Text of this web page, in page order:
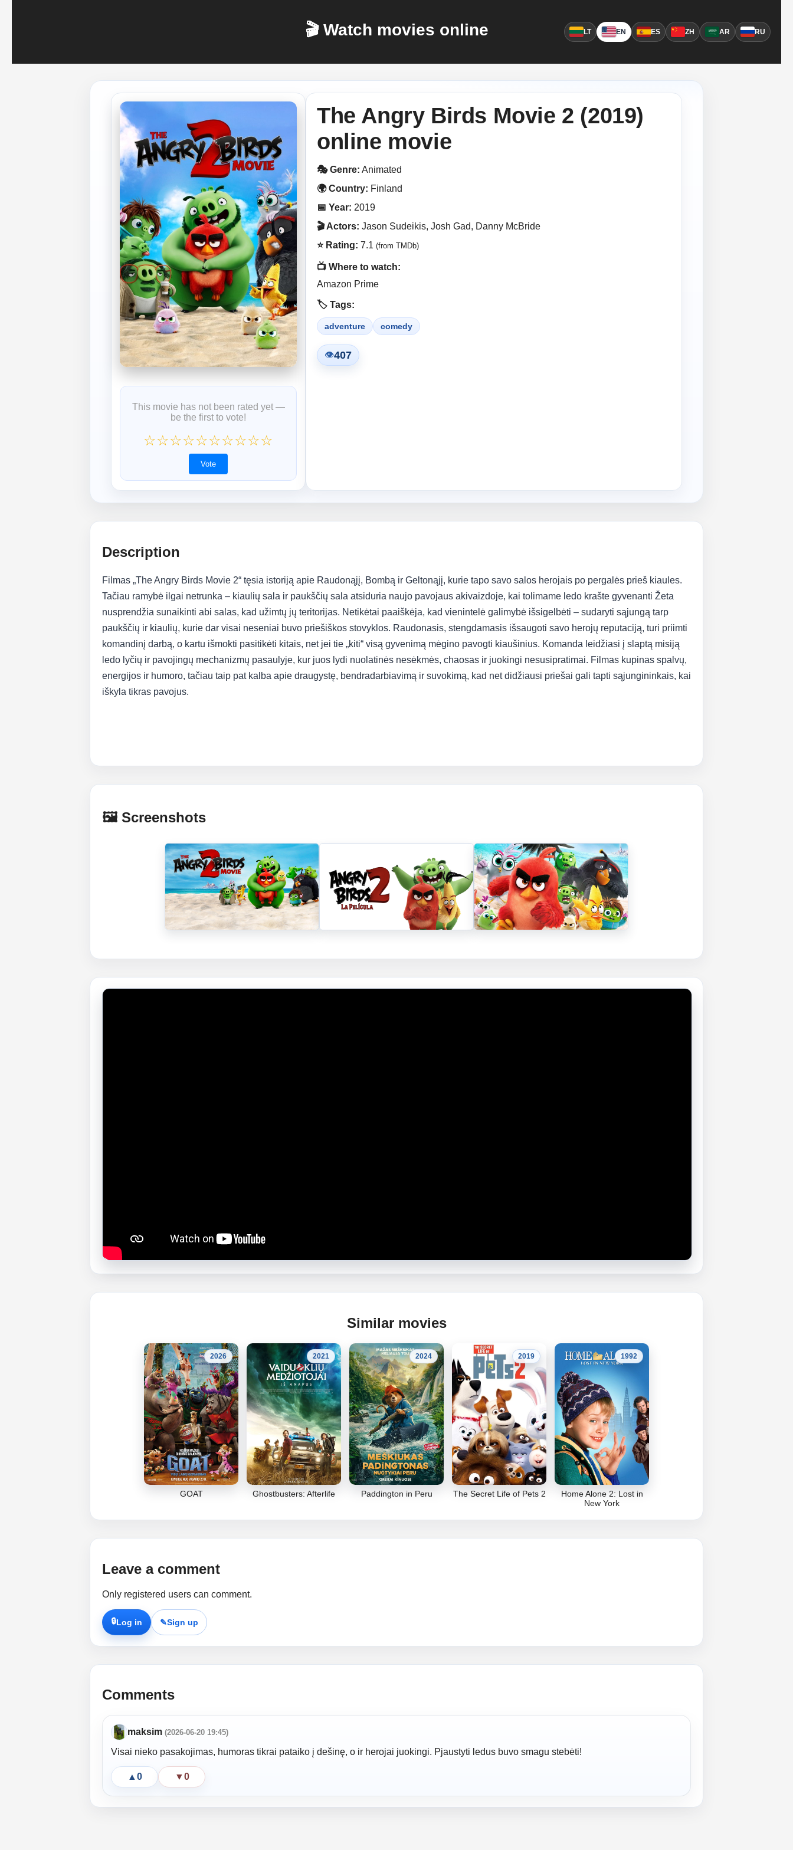
🎬 Watch movies online LT EN ES ZH AR RU
This movie has not been rated yet —
be the first to vote!
☆☆☆☆☆☆☆☆☆☆
Vote
The Angry Birds Movie 2 (2019)
online movie
🎭 Genre: Animated
🌍 Country: Finland
📅 Year: 2019
🎬 Actors: Jason Sudeikis, Josh Gad, Danny McBride
⭐ Rating: 7.1 (from TMDb)
📺 Where to watch:
Amazon Prime
🏷️ Tags:
adventure comedy
👁407
Description
Filmas „The Angry Birds Movie 2“ tęsia istoriją apie Raudonąjį, Bombą ir Geltonąjį, kurie tapo savo salos herojais po pergalės prieš kiaules.
Tačiau ramybė ilgai netrunka – kiaulių sala ir paukščių sala atsiduria naujo pavojaus akivaizdoje, kai tolimame ledo krašte gyvenanti Žeta
nusprendžia sunaikinti abi salas, kad užimtų jų teritorijas. Netikėtai paaiškėja, kad vienintelė galimybė išsigelbėti – sudaryti sąjungą tarp
paukščių ir kiaulių, kurie dar visai neseniai buvo priešiškos stovyklos. Raudonasis, stengdamasis išsaugoti savo herojų reputaciją, turi priimti
komandinį darbą, o kartu išmokti pasitikėti kitais, net jei tie „kiti“ visą gyvenimą mėgino pavogti kiaušinius. Komanda leidžiasi į slaptą misiją
ledo lyčių ir pavojingų mechanizmų pasaulyje, kur juos lydi nuolatinės nesėkmės, chaosas ir juokingi nesusipratimai. Filmas kupinas spalvų,
energijos ir humoro, tačiau taip pat kalba apie draugystę, bendradarbiavimą ir suvokimą, kad net didžiausi priešai gali tapti sąjungininkais, kai
iškyla tikras pavojus.
🖼️ Screenshots
Similar movies
2026
GOAT
2021
Ghostbusters: Afterlife
2024
Paddington in Peru
2019
The Secret Life of Pets 2
1992
Home Alone 2: Lost in
New York
Leave a comment
Only registered users can comment.
🔒Log in ✎Sign up
Comments
maksim (2026-06-20 19:45)
Visai nieko pasakojimas, humoras tikrai pataiko į dešinę, o ir herojai juokingi. Pjaustyti ledus buvo smagu stebėti!
▲ 0 ▼0